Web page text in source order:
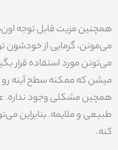
همچنین مزیت قابل توجه
می‌مونن، گرمایی از خودشون
می‌تونن مورد استفاده قرار
همچین مشکلی وجود نداره.
طبیعی و ملایمه. بنابراین
کنه.